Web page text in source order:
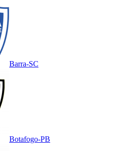
Barra-SC
Botafogo-PB